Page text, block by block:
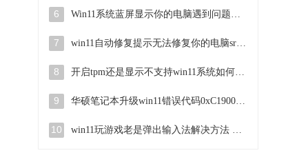
6 Win11系统蓝屏显示你的电脑遇到问题需要重新启动如何解决 Win11系统蓝屏显示如何定位和解决问题
7 win11自动修复提示无法修复你的电脑srttrail.txt如何解决 Win11自动修复提示srttrail.txt无法修复解决方法
8 开启tpm还是显示不支持win11系统如何解决 如何在不支持Win11系统的设备上开启TPM功能
9 华硕笔记本升级win11错误代码0xC1900101或0x80070002的解决方法 华硕笔记本win11升级失败解决方法
10 win11玩游戏老是弹出输入法解决方法 Win11玩游戏输入法弹出怎么办